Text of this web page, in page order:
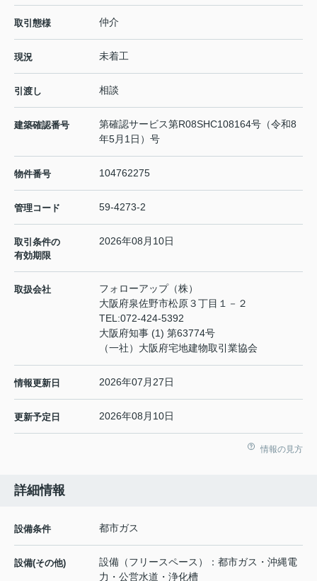
取引態様 仲介
現況 未着工
引渡し 相談
建築確認番号
第確認サービス第R08SHC108164号（令和8
年5月1日）号
物件番号 104762275
管理コード 59-4273-2
取引条件の
有効期限
2026年08月10日
取扱会社
フォローアップ（株）
大阪府泉佐野市松原３丁目１－２
TEL:072-424-5392
大阪府知事 (1) 第63774号
（一社）大阪府宅地建物取引業協会
情報更新日 2026年07月27日
更新予定日 2026年08月10日
情報の見方
詳細情報
設備条件 都市ガス
設備(その他)
設備（フリースペース）：都市ガス・沖縄電
力・公営水道・浄化槽